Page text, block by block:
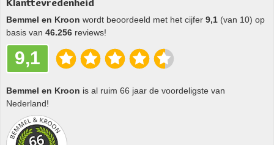
Klanttevredenheid
Bemmel en Kroon wordt beoordeeld met het cijfer 9,1 (van 10) op
basis van 46.256 reviews!
9,1
Bemmel en Kroon is al ruim 66 jaar de voordeligste van
Nederland!